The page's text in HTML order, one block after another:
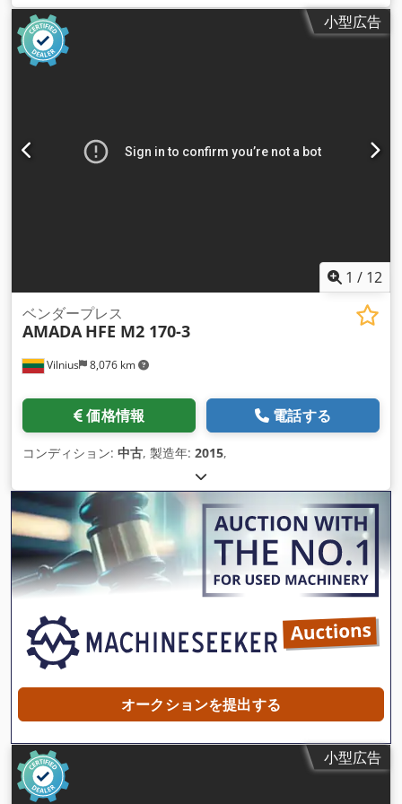
小型広告
1 / 12
Vilnius 8,076 km
ベンダープレス
AMADA HFE M2 170-3
価格情報 電話する
コンディション: 中古, 製造年: 2015,
オークションを提出する
小型広告